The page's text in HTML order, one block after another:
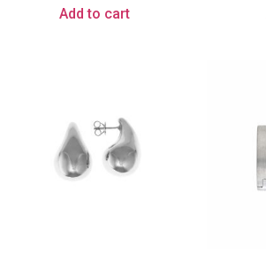
Add to cart